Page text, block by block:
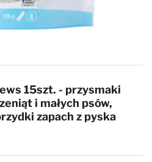
15szt. - przysmaki
i małych psów,
zapach z pyska